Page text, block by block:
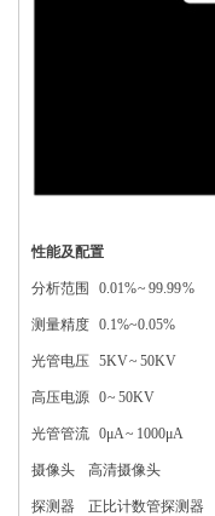
性能及配置
分析范围 0.01% ~ 99.99 %
测量精度 0.1%~0.05%
光管电压 5KV ~ 50KV
高压电源 0 ~ 50KV
光管管流 0μA ~ 1000μA
摄像头 高清摄像头
探测器 正比计数管探测器